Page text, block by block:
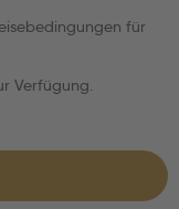
für
Verfügung.